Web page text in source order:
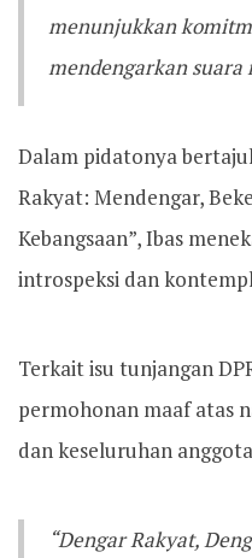
menunjukkan
mendengarkan suara
Dalam pidatonya
Rakyat: Mendengar,
Kebangsaan”, Ibas
introspeksi dan
Terkait isu tunjangan
permohonan maaf atas
dan keseluruhan
“Dengar Rakyat,